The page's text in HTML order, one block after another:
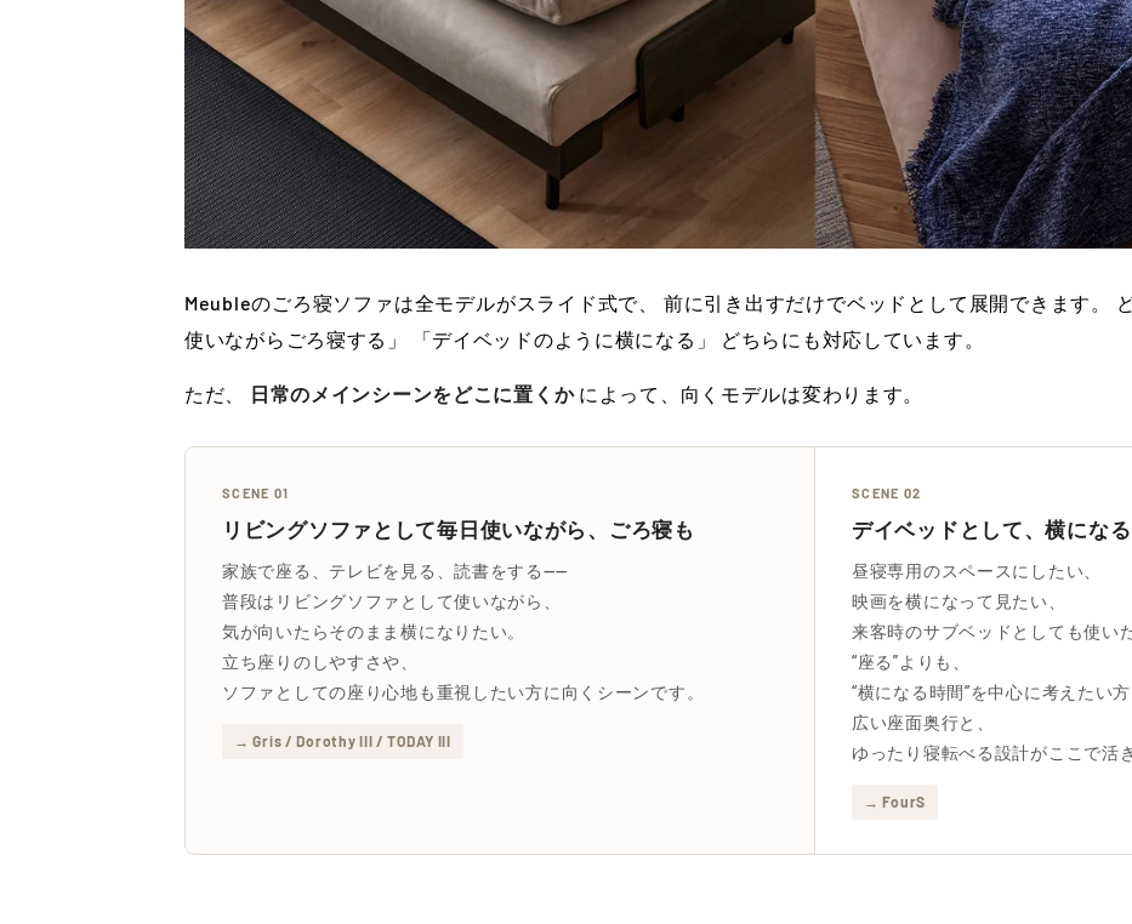
Meubleのごろ寝ソファは全モデルがスライド式で、 前に引き出すだけでベッドとして展開できます。
使いながらごろ寝する」 「デイベッドのように横になる」 どちらにも対応しています。
ただ、 日常のメインシーンをどこに置くかによって、向くモデルは変わります。
SCENE 01
リビングソファとして毎日使いながら、ごろ寝も
家族で座る、テレビを見る、読書をする——
普段はリビングソファとして使いながら、
気が向いたらそのまま横になりたい。
立ち座りのしやすさや、
ソファとしての座り心地も重視したい方に向くシーンです。
→ Gris / Dorothy III / TODAY III
SCENE 02
デイベッドとして、横にな
昼寝専用のスペースにしたい、
映画を横になって見たい、
来客時のサブベッドとしても使い
“座る”よりも、
“横になる時間”を中心に考えたい
広い座面奥行と、
ゆったり寝転べる設計がここで活
→ FourS